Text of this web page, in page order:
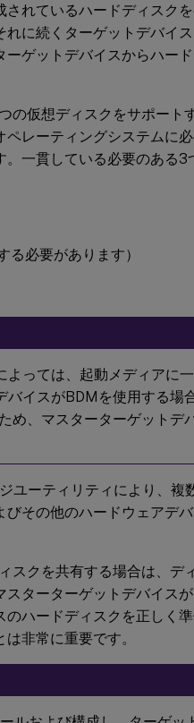
れているハードディスク
に続くターゲットデバイ
ゲットデバイスからハー
の仮想ディスクをサポート
レーティングシステムに
一貫している必要のある3
必要があります）
っては、起動メディアに
バイスがBDMを使用する場
め、マスターターゲットデ
ーティリティにより、複
その他のハードウェアデ
スクを共有する場合は、デ
ターターゲットデバイス
ハードディスクを正しく
非常に重要です。